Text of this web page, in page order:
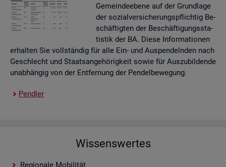
Ge­mein­de­ebe­ne auf der Grund­la­ge
der so­zi­al­ver­si­che­rungs­pflich­tig Be­
schäf­tig­ten der Be­schäf­ti­gungs­sta­
tis­tik der BA. Diese In­for­ma­tio­nen
er­hal­ten Sie voll­stän­dig für alle Ein- und Aus­pen­deln­den nach
Ge­schlecht und Staats­an­ge­hö­rig­keit sowie für Aus­zu­bil­den­de
un­ab­hän­gig von der Ent­fer­nung der Pen­del­be­we­gung.
Pend­ler
Wissenswertes
Regionale Mobilität